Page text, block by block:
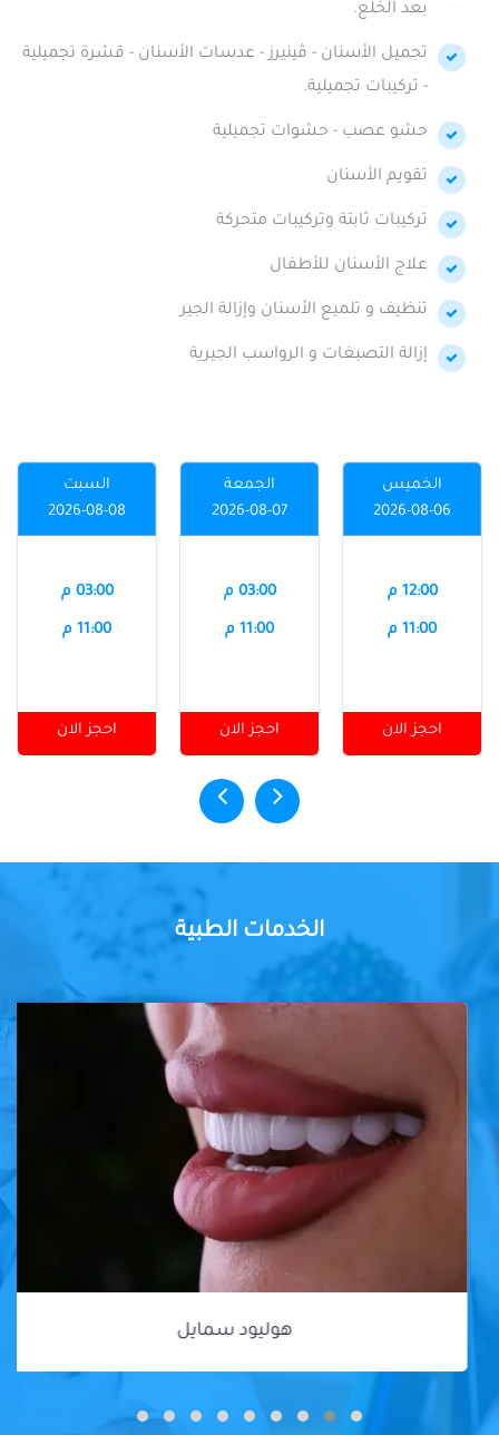
بعد الخلع.
تجميل الأسنان - ڤينيرز - عدسات الأسنان - قشرة تجميلية
- تركيبات تجميلية.
حشو عصب - حشوات تجميلية
تقويم الأسنان
تركيبات ثابتة وتركيبات متحركة
علاج الأسنان للأطفال
تنظيف و تلميع الأسنان وإزالة الجير
إزالة التصبغات و الرواسب الجيرية
الخميس
2026-08-06
12:00 م
11:00 م
احجز الان
الجمعة
2026-08-07
03:00 م
11:00 م
احجز الان
السبت
2026-08-08
03:00 م
11:00 م
احجز الان
الخدمات الطبية
هوليود سمايل